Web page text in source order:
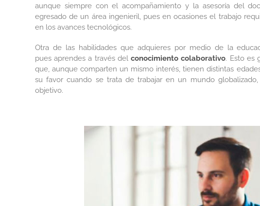
aunque siempre con el acompañamiento y la asesoría del
egresado de un área ingenieril, pues en ocasiones el trabajo
en los avances tecnológicos.
Otra de las habilidades que adquieres por medio de la
pues aprendes a través delconocimiento colaborativo. Esto es
que, aunque comparten un mismo interés, tienen distintas
su favor cuando se trata de trabajar en un mundo
objetivo.